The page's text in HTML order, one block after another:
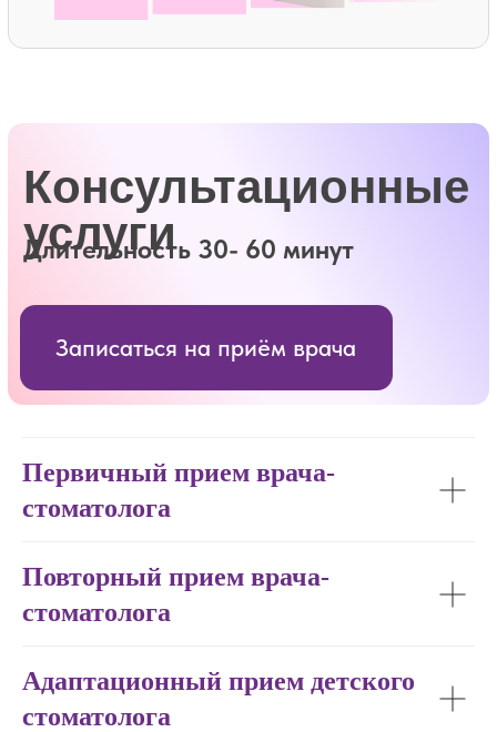
Первичный прием врача-
стоматолога
Повторный прием врача-
стоматолога
Адаптационный прием детского
стоматолога
гигиена
и пародонтология
Длительность 60-90 минут